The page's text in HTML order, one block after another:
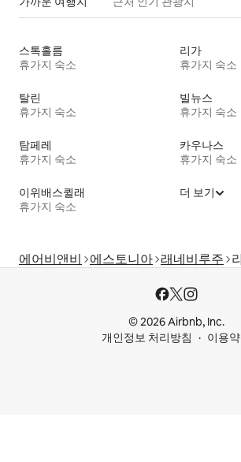
스톡홀름
휴가지 숙소
리가
휴가지 숙소
탈린
휴가지 숙소
빌뉴스
휴가지 숙소
탐페레
휴가지 숙소
카우나스
휴가지 숙소
이위배스퀼래
휴가지 숙소
더 보기
에어비앤비 에스토니아 래네비루주
© 2026 Airbnb, Inc.
개인정보 처리방침
이용